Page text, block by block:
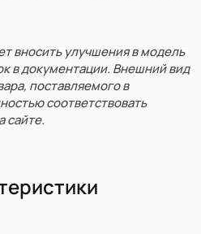
вносить улучшения в модель
в документации. Внешний вид
поставляемого в
соответствовать
сайте.